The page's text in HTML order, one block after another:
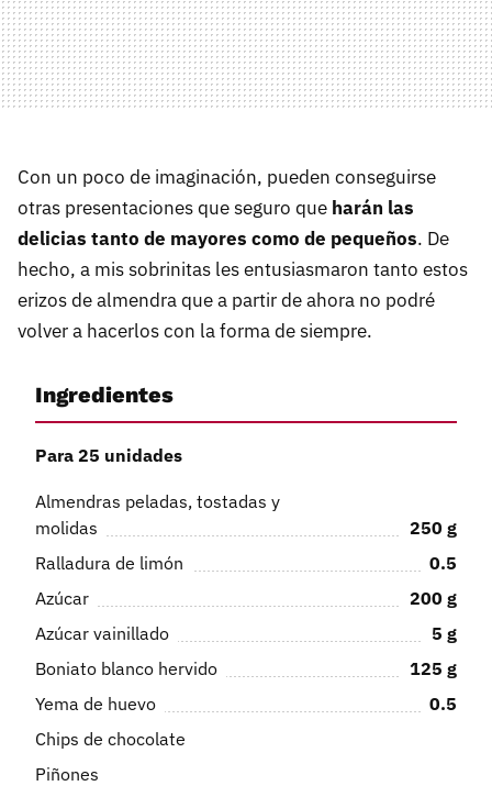
Con un poco de imaginación, pueden conseguirse
otras presentaciones que seguro que harán las
delicias tanto de mayores como de pequeños. De
hecho, a mis sobrinitas les entusiasmaron tanto estos
erizos de almendra que a partir de ahora no podré
volver a hacerlos con la forma de siempre.
Ingredientes
Para 25 unidades
Almendras peladas, tostadas y
molidas
250 g
Ralladura de limón
0.5
Azúcar
200 g
Azúcar vainillado
5 g
Boniato blanco hervido
125 g
Yema de huevo
0.5
Chips de chocolate
Piñones